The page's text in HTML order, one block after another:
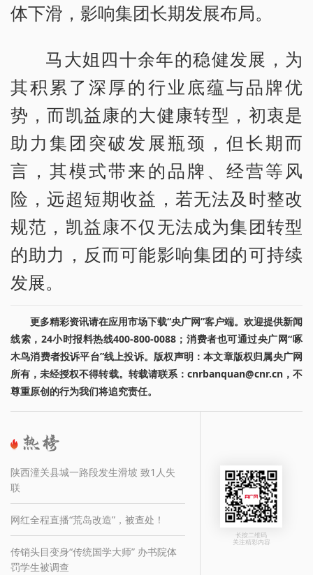
体下滑，影响集团长期发展布局。
马大姐四十余年的稳健发展，为
其积累了深厚的行业底蕴与品牌优
势，而凯益康的大健康转型，初衷是
助力集团突破发展瓶颈，但长期而
言，其模式带来的品牌、经营等风
险，远超短期收益，若无法及时整改
规范，凯益康不仅无法成为集团转型
的助力，反而可能影响集团的可持续
发展。
更多精彩资讯请在应用市场下载“央广网”客户端。欢迎提供新闻
线索，24小时报料热线400-800-0088；消费者也可通过央广网“啄
木鸟消费者投诉平台”线上投诉。版权声明：本文章版权归属央广网
所有，未经授权不得转载。转载请联系：cnrbanquan@cnr.cn，不
尊重原创的行为我们将追究责任。
陕西潼关县城一路段发生滑坡 致1人失
联
网红全程直播“荒岛改造”，被查处！
传销头目变身“传统国学大师” 办书院体
罚学生被调查
长按二维码
关注精彩内容